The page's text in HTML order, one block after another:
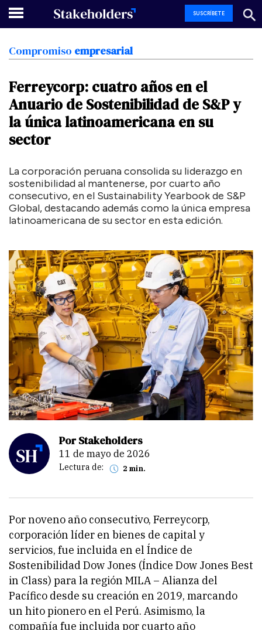
SUSCRÍBETE
Compromiso empresarial
Ferreycorp: cuatro años en el
Anuario de Sostenibilidad de S&Py
la únicalatinoamericana en su
sector
La corporación peruana consolida su liderazgo en
sostenibilidad al mantenerse, por cuarto año
consecutivo, en el Sustainability Yearbook de S&P
Global, destacando además como la única empresa
latinoamericana de su sector en esta edición.
Por Stakeholders
11 de mayo de 2026
Lectura de: 2 min.
Por noveno año consecutivo, Ferreycorp,
corporación líder en bienes de capital y
servicios, fue incluida en el Índice de
Sostenibilidad Dow Jones (Índice Dow Jones Best
in Class) para la región MILA – Alianza del
Pacífico desde su creación en 2019, marcando
un hito pionero en el Perú. Asimismo, la
compañía fue incluida por cuarto año